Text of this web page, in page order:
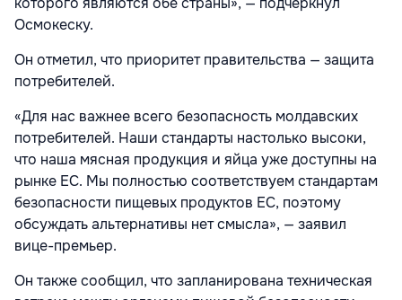
Осмокеску.
Он отметил, что приоритет правительства — защита
потребителей.
«Для нас важнее всего безопасность молдавских
потребителей. Наши стандарты настолько высоки,
что наша мясная продукция и яйца уже доступны на
рынке ЕС. Мы полностью соответствуем стандартам
безопасности пищевых продуктов ЕС, поэтому
обсуждать альтернативы нет смысла», — заявил
вице-премьер.
Он также сообщил, что запланирована техническая